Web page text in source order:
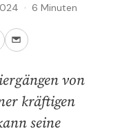
· 6 Minuten
von
kräftigen
seine